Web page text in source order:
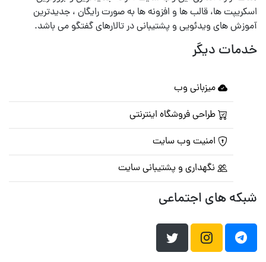
اسکریپت ها، قالب ها و افزونه ها به صورت رایگان ، جدیدترین
آموزش های ویدئویی و پشتیبانی در تالارهای گفتگو می باشد.
خدمات دیگر
میزبانی وب
طراحی فروشگاه اینترنتی
امنیت وب سایت
نگهداری و پشتیبانی سایت
شبکه های اجتماعی